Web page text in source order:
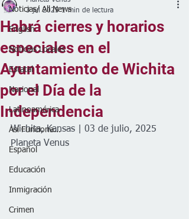
Noticias/ All News
English
Noticias Locales
Estatal
Nacional
Latinoamérica
Así Funciona...
Español
Educación
Inmigración
Crimen
Habrá cierres y horarios
especiales en el
Ayuntamiento de Wichita
por el Día de la
Independencia
3 jul 2025 1 min de lectura
Wichita, Kansas | 03 de julio, 2025
Planeta Venus